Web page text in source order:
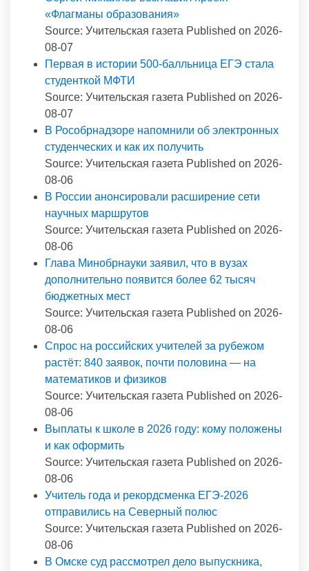
«Флагманы образования»
Source: Учительская газета Published on 2026-
08-07
Первая в истории 500-балльница ЕГЭ стала
студенткой МФТИ
Source: Учительская газета Published on 2026-
08-07
В Рособрнадзоре напомнили об электронных
студенческих и как их получить
Source: Учительская газета Published on 2026-
08-06
В России анонсировали расширение сети
научных маршрутов
Source: Учительская газета Published on 2026-
08-06
Глава Минобрнауки заявил, что в вузах
дополнительно появится более 62 тысяч
бюджетных мест
Source: Учительская газета Published on 2026-
08-06
Спрос на российских учителей за рубежом
растёт: 840 заявок, почти половина — на
математиков и физиков
Source: Учительская газета Published on 2026-
08-06
Выплаты к школе в 2026 году: кому положены
и как оформить
Source: Учительская газета Published on 2026-
08-06
Учитель года и рекордсменка ЕГЭ-2026
отправились на Северный полюс
Source: Учительская газета Published on 2026-
08-06
В Омске суд рассмотрел дело выпускника,